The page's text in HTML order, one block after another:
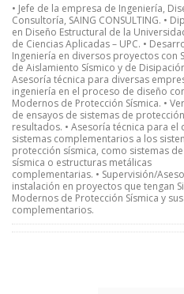
• Jefe de la empresa de Ingeniería,
Consultoría, SAING CONSULTING. •
en Diseño Estructural de la
de Ciencias Aplicadas – UPC. •
Ingeniería en diversos proyectos con
de Aislamiento Sísmico y de
Asesoría técnica para diversas
ingeniería en el proceso de diseño
Modernos de Protección Sísmica. •
de ensayos de sistemas de
resultados. • Asesoría técnica para el
sistemas complementarios a los
protección sísmica, como sistemas
sísmica o estructuras metálicas
complementarias. • Supervisión/
instalación en proyectos que tengan
Modernos de Protección Sísmica y
complementarios.